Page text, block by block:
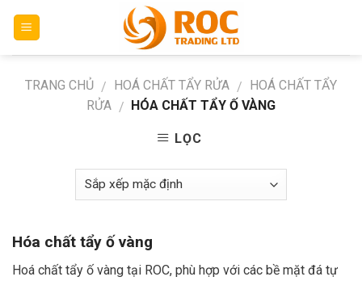
TRANG CHỦ / HOÁ CHẤT TẨY RỬA / HOÁ CHẤT TẨY
RỬA / HÓA CHẤT TẨY Ố VÀNG
LỌC
Hóa chất tẩy ố vàng
Hoá chất tẩy ố vàng tại ROC, phù hợp với các bề mặt đá tự